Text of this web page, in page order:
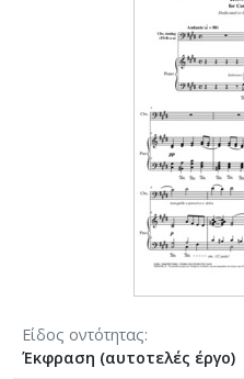
Είδος οντότητας
Έκφραση (αυτοτελές έργο)